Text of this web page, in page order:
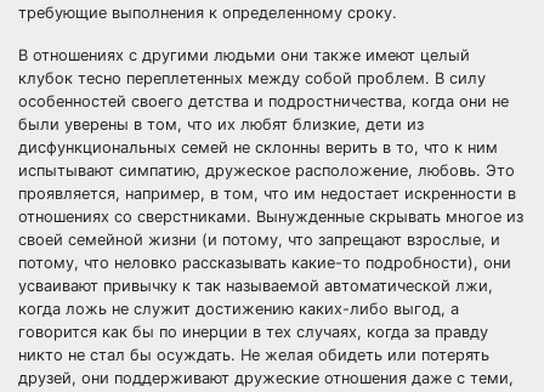
требующие выполнения к определенному сроку.
В отношениях с другими людьми они также имеют целый
клубок тесно переплетенных между собой проблем. В силу
особенностей своего детства и подростничества, когда они не
были уверены в том, что их любят близкие, дети из
дисфункциональных семей не склонны верить в то, что к ним
испытывают симпатию, дружеское расположение, любовь. Это
проявляется, например, в том, что им недостает искренности в
отношениях со сверстниками. Вынужденные скрывать многое из
своей семейной жизни (и потому, что запрещают взрослые, и
потому, что неловко рассказывать какие-то подробности), они
усваивают привычку к так называемой автоматической лжи,
когда ложь не служит достижению каких-либо выгод, а
говорится как бы по инерции в тех случаях, когда за правду
никто не стал бы осуждать. Не желая обидеть или потерять
друзей, они поддерживают дружеские отношения даже с теми,